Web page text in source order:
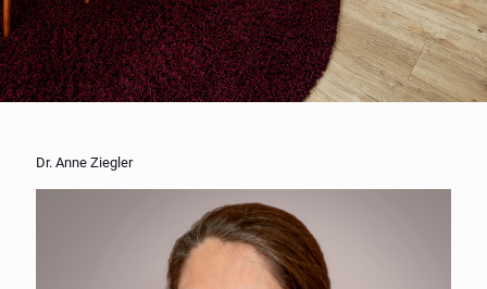
Dr. Anne Ziegler